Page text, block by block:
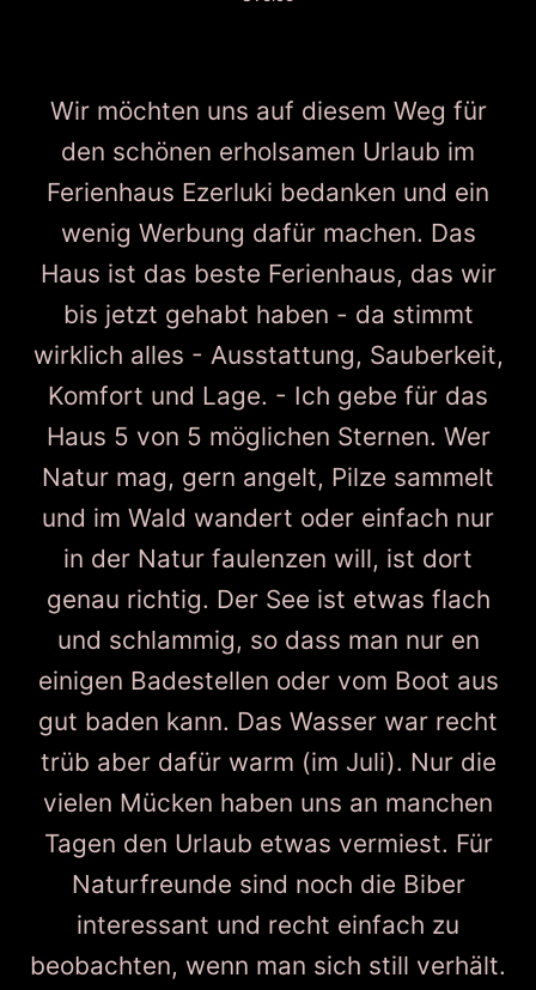
Wir möchten uns auf diesem Weg für
den schönen erholsamen Urlaub im
Ferienhaus Ezerluki bedanken und ein
wenig Werbung dafür machen. Das
Haus ist das beste Ferienhaus, das wir
bis jetzt gehabt haben - da stimmt
wirklich alles - Ausstattung, Sauberkeit,
Komfort und Lage. - Ich gebe für das
Haus 5 von 5 möglichen Sternen. Wer
Natur mag, gern angelt, Pilze sammelt
und im Wald wandert oder einfach nur
in der Natur faulenzen will, ist dort
genau richtig. Der See ist etwas flach
und schlammig, so dass man nur en
einigen Badestellen oder vom Boot aus
gut baden kann. Das Wasser war recht
trüb aber dafür warm (im Juli). Nur die
vielen Mücken haben uns an manchen
Tagen den Urlaub etwas vermiest. Für
Naturfreunde sind noch die Biber
interessant und recht einfach zu
beobachten, wenn man sich still verhält.